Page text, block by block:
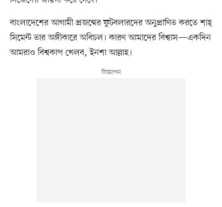
বাংলাদেশের আগামী প্রজন্মের ফুটবলারদের অনুপ্রাণিত করতে শাহ্
সিমেন্ট তার অঙ্গীকারে অবিচল। কারণ আমাদের বিশ্বাস—একদিন
আমরাও বিশ্বকাপ খেলব, ইনশা আল্লাহ।